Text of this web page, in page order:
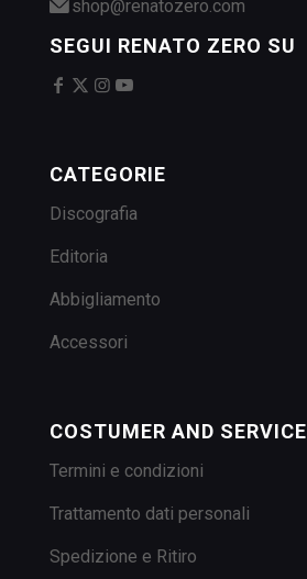
shop@renatozero.com
SEGUI RENATO ZERO SU
CATEGORIE
Discografia
Editoria
Abbigliamento
Accessori
COSTUMER AND SERVICE
Termini e condizioni
Trattamento dati personali
Spedizione e Ritiro